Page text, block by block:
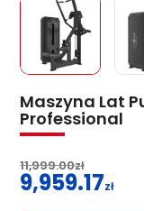
Maszyna Lat
Professional
11,999.00zł
Pierwotna
9,959.17zł